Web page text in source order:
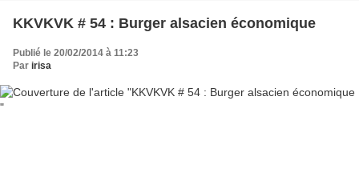
KKVKVK # 54 : Burger alsacien économique
Publié le 20/02/2014 à 11:23
Par irisa